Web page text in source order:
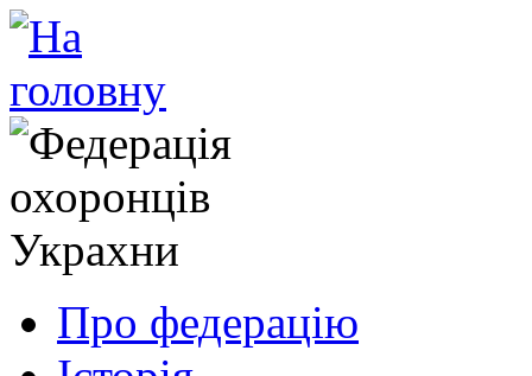
Про федерацію